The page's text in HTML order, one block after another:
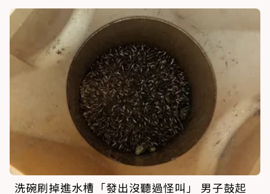
洗碗刷掉進水槽「發出沒聽過怪叫」 男子鼓起